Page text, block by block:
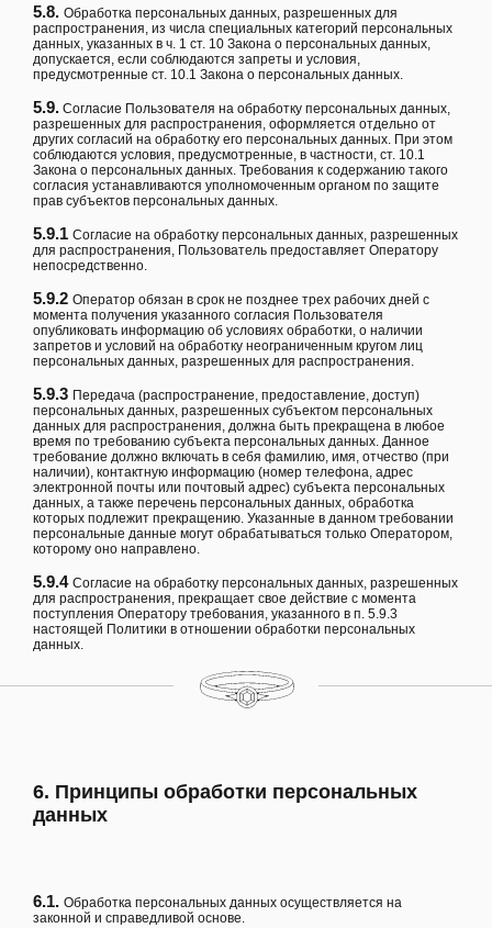
5.8. Обработка персональных данных, разрешенных для
распространения, из числа специальных категорий персональных
данных, указанных в ч. 1 ст. 10 Закона о персональных данных,
допускается, если соблюдаются запреты и условия,
предусмотренные ст. 10.1 Закона о персональных данных.
5.9. Согласие Пользователя на обработку персональных данных,
разрешенных для распространения, оформляется отдельно от
других согласий на обработку его персональных данных. При этом
соблюдаются условия, предусмотренные, в частности, ст. 10.1
Закона о персональных данных. Требования к содержанию такого
согласия устанавливаются уполномоченным органом по защите
прав субъектов персональных данных.
5.9.1 Согласие на обработку персональных данных, разрешенных
для распространения, Пользователь предоставляет Оператору
непосредственно.
5.9.2 Оператор обязан в срок не позднее трех рабочих дней с
момента получения указанного согласия Пользователя
опубликовать информацию об условиях обработки, о наличии
запретов и условий на обработку неограниченным кругом лиц
персональных данных, разрешенных для распространения.
5.9.3 Передача (распространение, предоставление, доступ)
персональных данных, разрешенных субъектом персональных
данных для распространения, должна быть прекращена в любое
время по требованию субъекта персональных данных. Данное
требование должно включать в себя фамилию, имя, отчество (при
наличии), контактную информацию (номер телефона, адрес
электронной почты или почтовый адрес) субъекта персональных
данных, а также перечень персональных данных, обработка
которых подлежит прекращению. Указанные в данном требовании
персональные данные могут обрабатываться только Оператором,
которому оно направлено.
5.9.4 Согласие на обработку персональных данных, разрешенных
для распространения, прекращает свое действие с момента
поступления Оператору требования, указанного в п. 5.9.3
настоящей Политики в отношении обработки персональных
данных.
6. Принципы обработки персональных
данных
6.1. Обработка персональных данных осуществляется на
законной и справедливой основе.